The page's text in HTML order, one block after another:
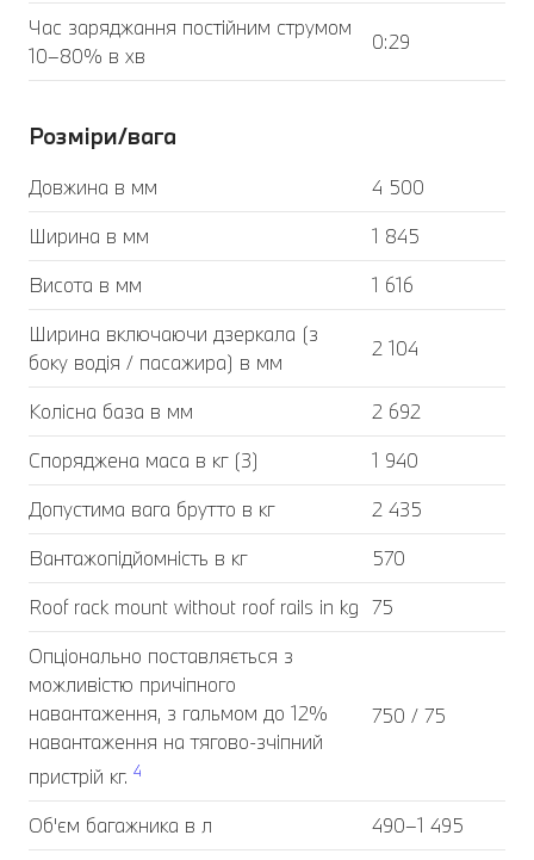
Час заряджання постійним струмом
10–80% в хв
0:29
Розміри/вага
Довжина в мм
4 500
Ширина в мм
1 845
Висота в мм
1 616
Ширина включаючи дзеркала (з
боку водія / пасажира) в мм
2 104
Колісна база в мм
2 692
Споряджена маса в кг (3)
1 940
Допустима вага брутто в кг
2 435
Вантажопідйомність в кг
570
Roof rack mount without roof rails in kg 75
Опціонально поставляється з
можливістю причіпного
навантаження, з гальмом до 12%
навантаження на тягово-зчіпний
пристрій кг. 4
750 / 75
Об'єм багажника в л 490–1 495